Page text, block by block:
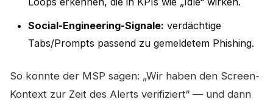
Social-Engineering-Signale: verdächtige
Tabs/Prompts passend zu gemeldetem Phishing.
So konnte der MSP sagen: „Wir haben den Screen-
Kontext zur Zeit des Alerts verifiziert“ — und dann